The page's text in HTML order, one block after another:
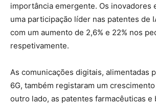
importância emergente. Os inovadores
uma participação líder nas patentes de
com um aumento de 2,6% e 22% nos
respetivamente.
As comunicações digitais, alimentadas
6G, também registaram um
outro lado, as patentes farmacêuticas e